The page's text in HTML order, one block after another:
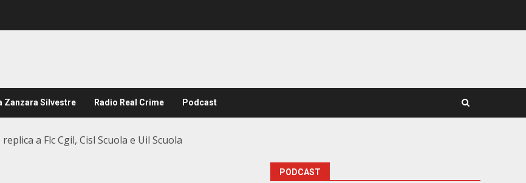
Zanzara Silvestre Radio Real Crime Podcast
a Flc Cgil, Cisl Scuola e Uil Scuola
PODCAST